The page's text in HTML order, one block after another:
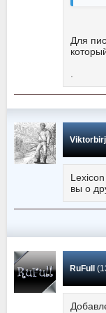
Для
вы о
RuFull (13